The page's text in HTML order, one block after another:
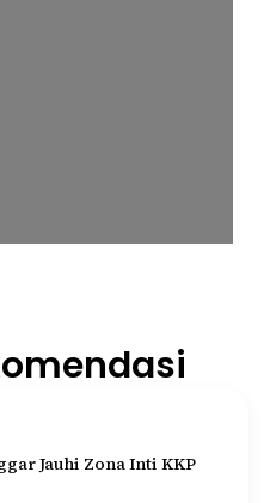
Jauhi Zona Inti KKP